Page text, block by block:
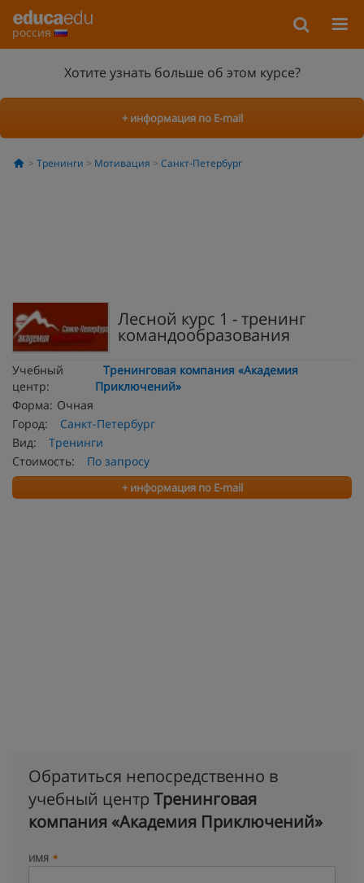
россия
Хотите узнать больше об этом курсе?
+ информация по E-mail
Тренинги Мотивация Санкт-Петербург
Лесной курс 1 - тренинг
командообразования
Учебный
центр:
Тренинговая компания «Академия
Приключений»
Форма: Очная
Город:
Санкт-Петербург
Вид:
Тренинги
Стоимость:
По запросу
+ информация по E-mail
Обратиться непосредственно в
учебный центр Тренинговая
компания «Академия Приключений»
ИМЯ